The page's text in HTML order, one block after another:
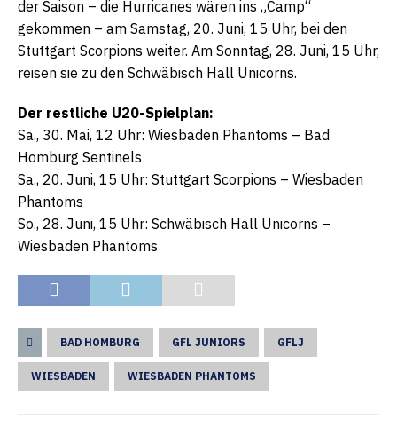
der Saison – die Hurricanes wären ins „Camp“
gekommen – am Samstag, 20. Juni, 15 Uhr, bei den
Stuttgart Scorpions weiter. Am Sonntag, 28. Juni, 15 Uhr,
reisen sie zu den Schwäbisch Hall Unicorns.
Der restliche U20-Spielplan:
Sa., 30. Mai, 12 Uhr: Wiesbaden Phantoms – Bad
Homburg Sentinels
Sa., 20. Juni, 15 Uhr: Stuttgart Scorpions – Wiesbaden
Phantoms
So., 28. Juni, 15 Uhr: Schwäbisch Hall Unicorns –
Wiesbaden Phantoms
BAD HOMBURG GFL JUNIORS GFLJ
WIESBADEN WIESBADEN PHANTOMS